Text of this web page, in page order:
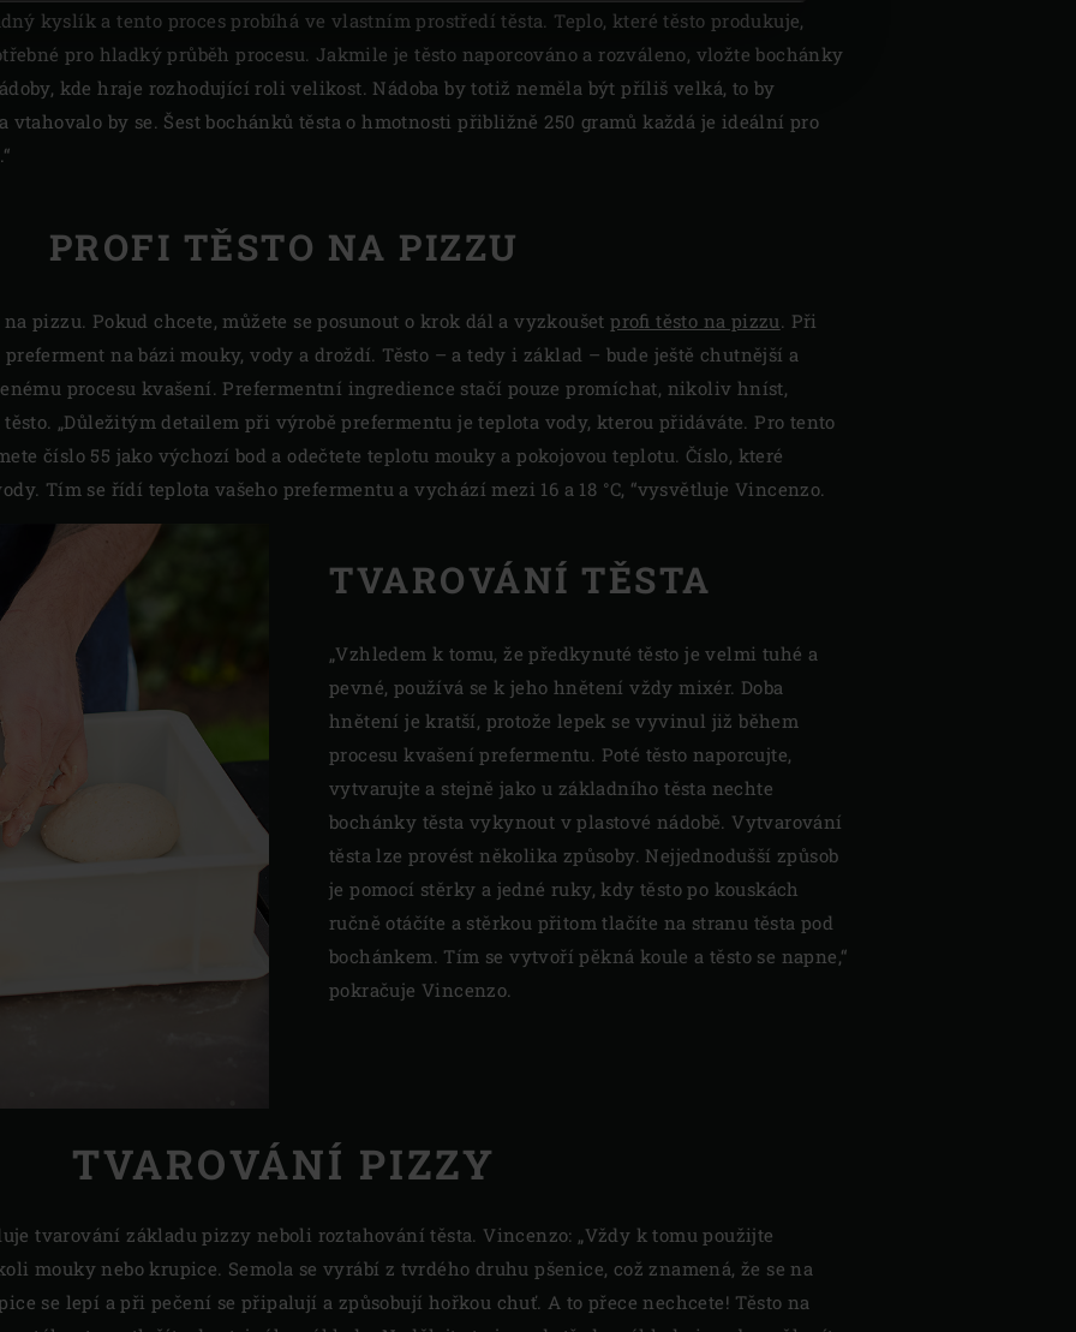
kyslík a tento proces probíhá ve vlastním prostředí těsta. Teplo, které těsto produkuje,
pro hladký průběh procesu. Jakmile je těsto naporcováno a rozváleno, vložte bochánky
kde hraje rozhodující roli velikost. Nádoba by totiž neměla být příliš velká, to by
vtahovalo by se. Šest bochánků těsta o hmotnosti přibližně 250 gramů každá je ideální pro
PROFI TĚSTO NA PIZZU
pizzu. Pokud chcete, můžete se posunout o krok dál a vyzkoušetprofi těsto na pizzu. Při
na bázi mouky, vody a droždí. Těsto – a tedy i základ – bude ještě chutnější a
procesu kvašení. Prefermentní ingredience stačí pouze promíchat, nikoliv hníst,
„Důležitým detailem při výrobě prefermentu je teplota vody, kterou přidáváte. Pro tento
číslo 55 jako výchozí bod a odečtete teplotu mouky a pokojovou teplotu. Číslo, které
Tím se řídí teplota vašeho prefermentu a vychází mezi 16 a 18 °C, “vysvětluje Vincenzo.
TVAROVÁNÍ TĚSTA
„Vzhledem k tomu, že předkynuté těsto je velmi tuhé a
pevné, používá se k jeho hnětení vždy mixér. Doba
hnětení je kratší, protože lepek se vyvinul již během
procesu kvašení prefermentu. Poté těsto naporcujte,
vytvarujte a stejně jako u základního těsta nechte
bochánky těsta vykynout v plastové nádobě. Vytvarování
těsta lze provést několika způsoby. Nejjednodušší způsob
je pomocí stěrky a jedné ruky, kdy těsto po kouskách
ručně otáčíte a stěrkou přitom tlačíte na stranu těsta pod
bochánkem. Tím se vytvoří pěkná koule a těsto se napne,“
pokračuje Vincenzo.
TVAROVÁNÍ PIZZY
tvarování základu pizzy neboli roztahování těsta. Vincenzo: „Vždy k tomu použijte
mouky nebo krupice. Semola se vyrábí z tvrdého druhu pšenice, což znamená, že se na
se lepí a při pečení se připalují a způsobují hořkou chuť. A to přece nechcete! Těsto na